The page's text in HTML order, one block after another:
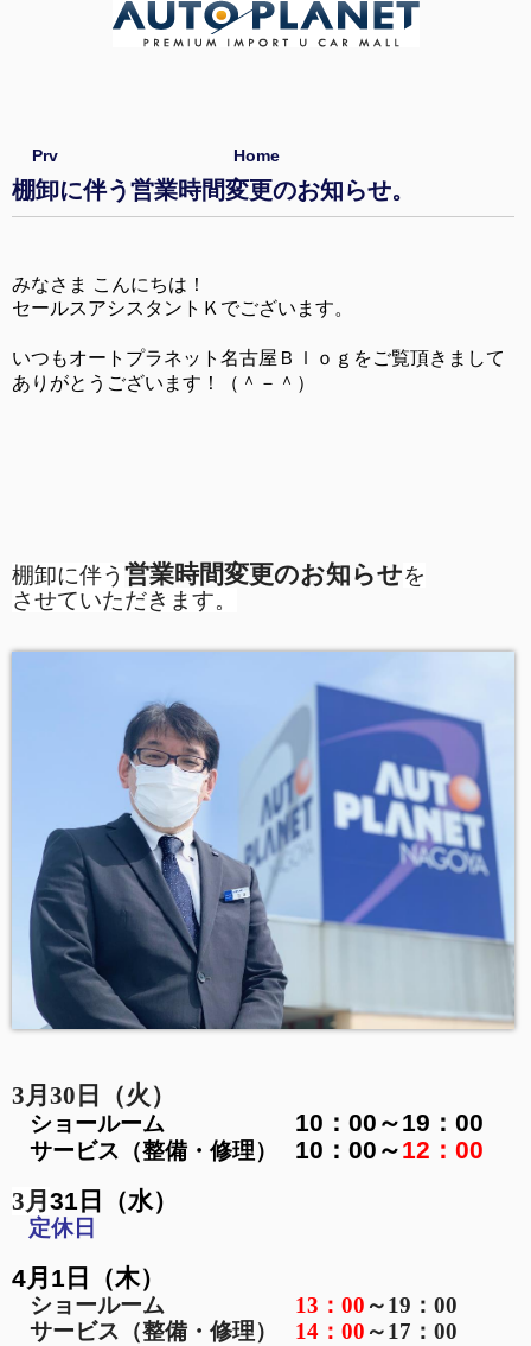
Prv Home
棚卸に伴う営業時間変更のお知らせ。
みなさま こんにちは！
セールスアシスタントＫでございます。
いつもオートプラネット名古屋Ｂｌｏｇをご覧頂きまして
ありがとうございます！（＾－＾）
棚卸に伴う 営業時間変更のお知らせを
させていただきます。
3月30日（火）
ショールーム 10：00～19：00
サービス（整備・修理） 10：00～12：00
3月 31日（水）
定休日
4月1日（木）
ショールーム 13：00 ～19：00
サービス（整備・修理） 14：00 ～17：00